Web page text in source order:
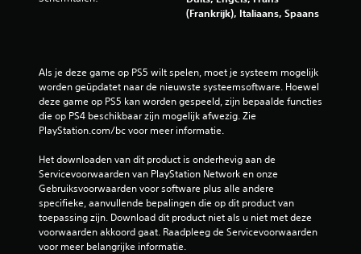
(Frankrijk), Italiaans, Spaans
Als je deze game op PS5 wilt spelen, moet je systeem mogelijk
worden geüpdatet naar de nieuwste systeemsoftware. Hoewel
deze game op PS5 kan worden gespeeld, zijn bepaalde functies
die op PS4 beschikbaar zijn mogelijk afwezig. Zie
PlayStation.com/bc voor meer informatie.
Het downloaden van dit product is onderhevig aan de
Servicevoorwaarden van PlayStation Network en onze
Gebruiksvoorwaarden voor software plus alle andere
specifieke, aanvullende bepalingen die op dit product van
toepassing zijn. Download dit product niet als u niet met deze
voorwaarden akkoord gaat. Raadpleeg de Servicevoorwaarden
voor meer belangrijke informatie.